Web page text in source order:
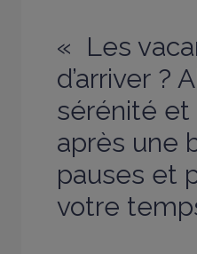
« Les
d’arriver ?
sérénité et
après une
pauses et
votre